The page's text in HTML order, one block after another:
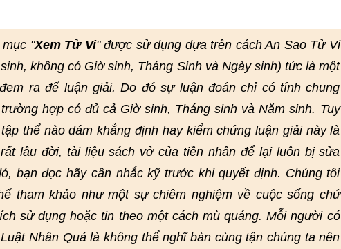
"Xem Tử Vi" được sử dụng dựa trên cách An Sao Tử Vi
không có Giờ sinh, Tháng Sinh và Ngày sinh) tức là một
ra để luận giải. Do đó sự luận đoán chỉ có tính chung
hợp có đủ cả Giờ sinh, Tháng sinh và Năm sinh. Tuy
thể nào dám khẳng định hay kiểm chứng luận giải này là
lâu đời, tài liệu sách vở của tiền nhân để lại luôn bị sửa
bạn đọc hãy cân nhắc kỹ trước khi quyết định. Chúng tôi
tham khảo như một sự chiêm nghiệm về cuộc sống chứ
sử dụng hoặc tin theo một cách mù quáng. Mỗi người có
Nhân Quả là không thể nghĩ bàn cùng tận chúng ta nên